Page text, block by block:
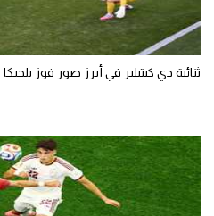
ثنائية دي كيتيلير في أبرز صور فوز